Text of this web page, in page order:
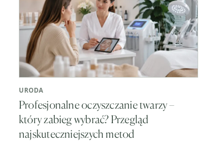
URODA
Profesjonalne oczyszczanie twarzy –
który zabieg wybrać? Przegląd
najskuteczniejszych metod